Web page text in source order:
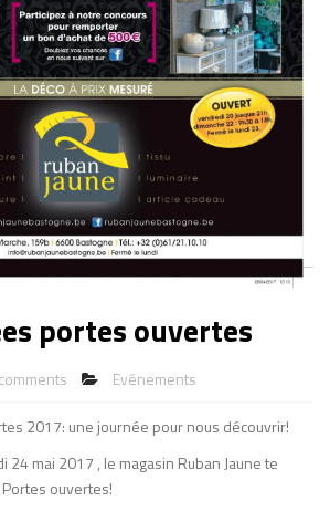
portes ouvertes
Evénements
2017: une journée pour nous découvrir!
24 mai 2017 , le magasin Ruban Jaune te
ouvertes!